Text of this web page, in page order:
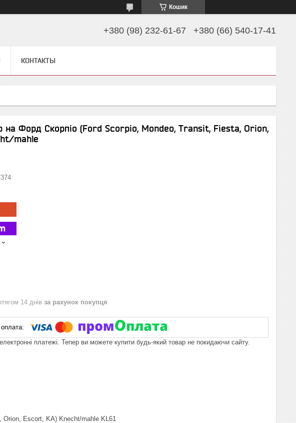
Кошик
+380 (98) 232-61-67 +380 (66) 540-17-41
КОНТАКТЫ
на Форд Скорпіо (Ford Scorpio, Mondeo, Transit, Fiesta, Orion,
mahle
14 днів за рахунок покупця
платежі. Тепер ви можете купити будь-який товар не покидаючи сайту.
Orion, Escort, KA) Knecht/mahle KL61